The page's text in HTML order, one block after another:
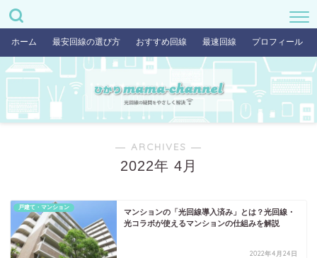
ホーム 最安回線の選び方 おすすめ回線 最速回線 プロフィール
― ARCHIVES ―
2022年 4月
戸建て・マンション
マンションの「光回線導入済み」とは？光回線・
光コラボが使えるマンションの仕組みを解説
2022年4月24日